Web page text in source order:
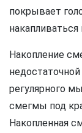
покрывает
Накопление
регулярного
смегмы под
Накопленная